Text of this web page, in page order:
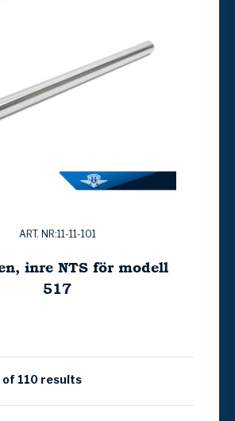
ART. NR:11-11-101
inre NTS för modell
517
of 110 results